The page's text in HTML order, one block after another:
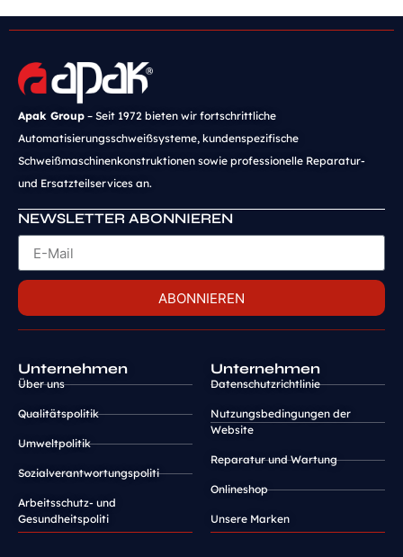
Apak Group – Seit 1972 bieten wir fortschrittliche
Automatisierungsschweißsysteme, kundenspezifische
Schweißmaschinenkonstruktionen sowie professionelle Reparatur-
und Ersatzteilservices an.
NEWSLETTER ABONNIEREN
ABONNIEREN
Unternehmen
Über uns
Qualitätspolitik
Umweltpolitik
Sozialverantwortungspoliti
Arbeitsschutz- und
Gesundheitspoliti
Unternehmen
Datenschutzrichtlinie
Nutzungsbedingungen der
Website
Reparatur und Wartung
Onlineshop
Unsere Marken